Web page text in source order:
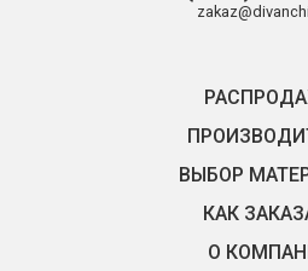
ВЫБОР
КАК
О